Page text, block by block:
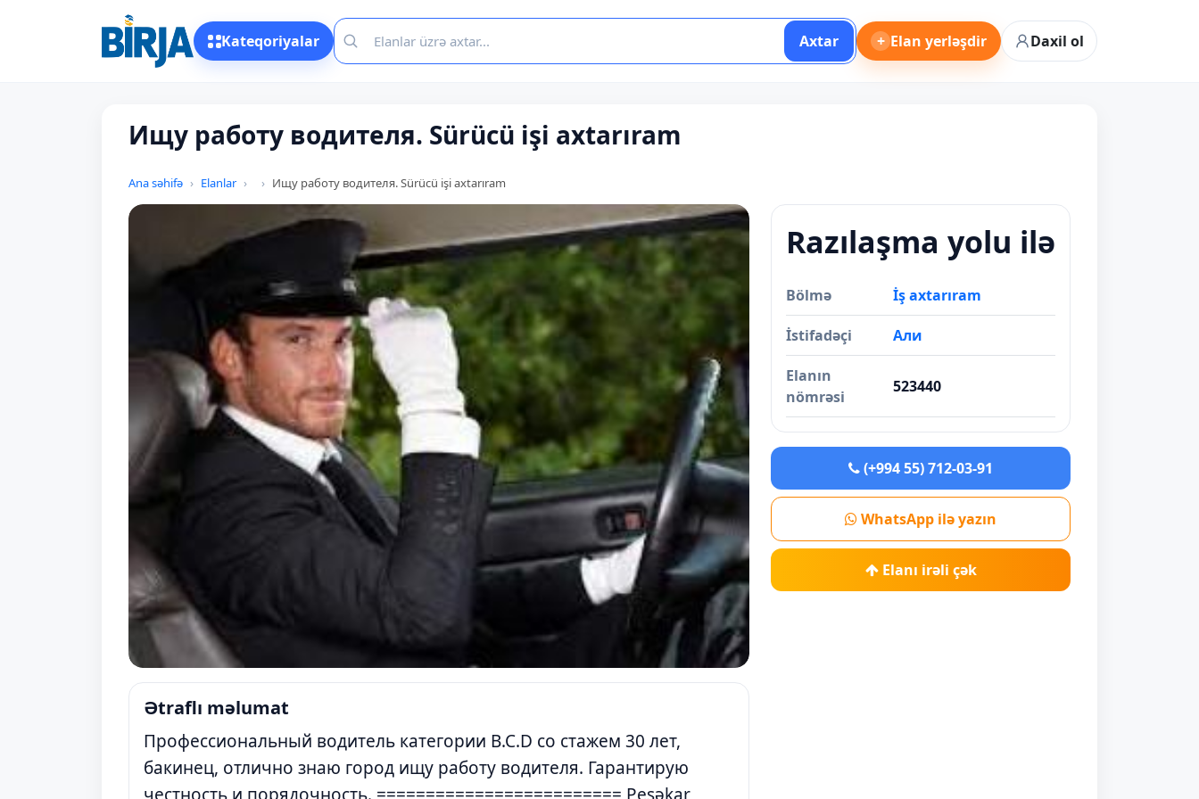
Kateqoriyalar Axtar + Elan yerləşdir Daxil ol
Ищу работу водителя. Sürücü işi axtarıram
Ana səhifə Elanlar Ищу работу водителя. Sürücü işi axtarıram
Ətraflı məlumat
Профессиональный водитель категории B.C.D со стажем 30 лет,
бакинец, отлично знаю город ищу работу водителя. Гарантирую
честность и порядочность. ========================= Peşəkar
Razılaşma yolu ilə
Bölmə İş axtarıram
İstifadəçi Али
Elanın
nömrəsi
523440
(+994 55) 712-03-91
WhatsApp ilə yazın
Elanı irəli çək